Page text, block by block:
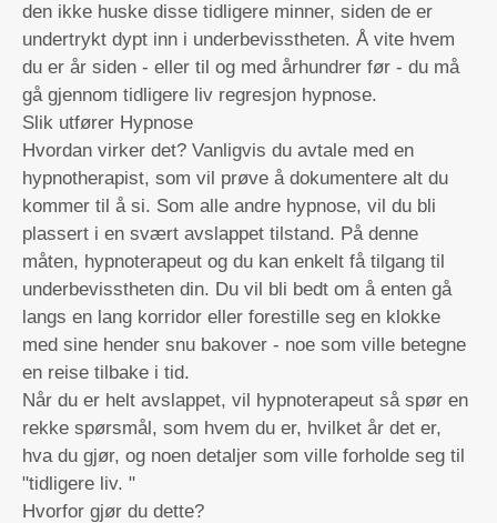
den ikke huske disse tidligere minner, siden de er
undertrykt dypt inn i underbevisstheten. Å vite hvem
du er år siden - eller til og med århundrer før - du må
gå gjennom tidligere liv regresjon hypnose.
Slik utfører Hypnose
Hvordan virker det? Vanligvis du avtale med en
hypnotherapist, som vil prøve å dokumentere alt du
kommer til å si. Som alle andre hypnose, vil du bli
plassert i en svært avslappet tilstand. På denne
måten, hypnoterapeut og du kan enkelt få tilgang til
underbevisstheten din. Du vil bli bedt om å enten gå
langs en lang korridor eller forestille seg en klokke
med sine hender snu bakover - noe som ville betegne
en reise tilbake i tid.
Når du er helt avslappet, vil hypnoterapeut så spør en
rekke spørsmål, som hvem du er, hvilket år det er,
hva du gjør, og noen detaljer som ville forholde seg til
"tidligere liv. "
Hvorfor gjør du dette?